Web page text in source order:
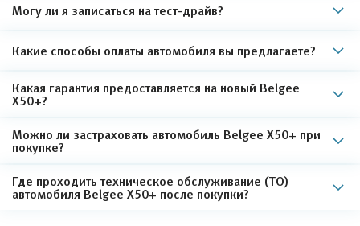
Могу ли я записаться на тест-драйв?
Какие способы оплаты автомобиля вы предлагаете?
Какая гарантия предоставляется на новый Belgee
Х50+?
Можно ли застраховать автомобиль Belgee Х50+ при
покупке?
Где проходить техническое обслуживание (ТО)
автомобиля Belgee Х50+ после покупки?